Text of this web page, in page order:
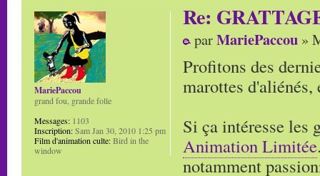
Re:
parMariePaccou »
Profitons des
marottes
Si ça intéresse les
Animation Limitée
notamment
MariePaccou
grand fou, grande folle
Messages: 1103
Inscription:Sam Jan 30, 2010 1:25 pm
Film d'animation culte:Bird in the
window